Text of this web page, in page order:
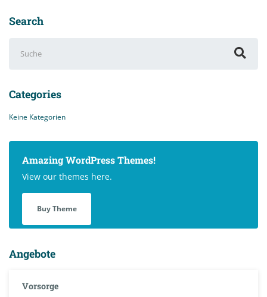
Search
nach:
Categories
Keine Kategorien
Amazing WordPress Themes!
View our themes here.
Buy Theme
Angebote
Vorsorge